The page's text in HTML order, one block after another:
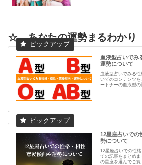
☆ あなたの運勢まるわか
血液型占いでみ
運勢について
血液型占いでみる
いてのコンテンツ
ートナーの血液型の
12星座占いでの
勢について
12星座占いでの性
ての記事をまとめ
の星座を選んでご覧